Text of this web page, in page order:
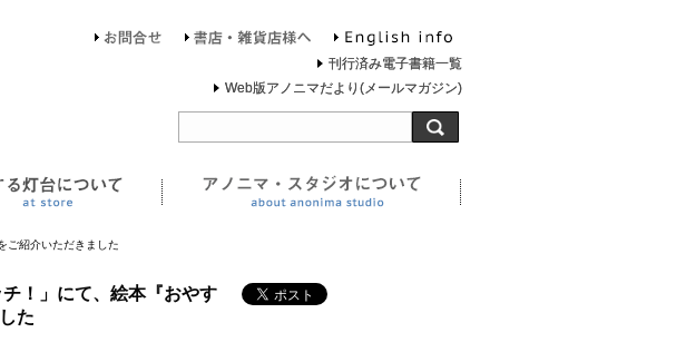
旅する灯台について
お問合せ 書店・雑貨店様へ
刊行済み電子書籍一覧
Web版アノニマだより(メールマガジン)
ご紹介いただきました
！」にて、絵本『おやす
た